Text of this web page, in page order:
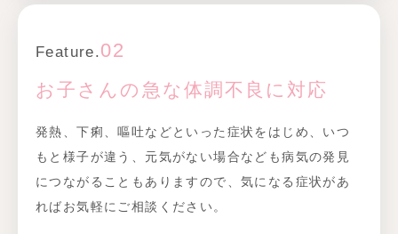
Feature.02
お子さんの急な体調不良に対応
発熱、下痢、嘔吐などといった症状をはじめ、いつ
もと様子が違う、元気がない場合なども病気の発見
につながることもありますので、気になる症状があ
ればお気軽にご相談ください。